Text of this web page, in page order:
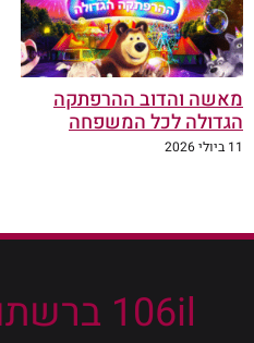
מאשה והדוב ההרפתקה
הגדולה לכל המשפחה
11 ביולי 2026
106il ברשתות חברתיות